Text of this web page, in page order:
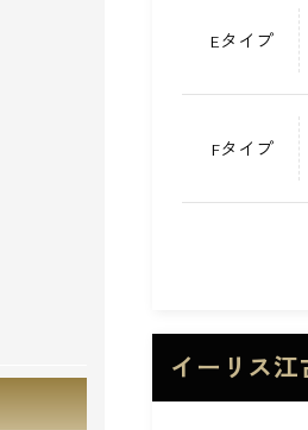
Eタイプ
Fタイプ
イーリス江